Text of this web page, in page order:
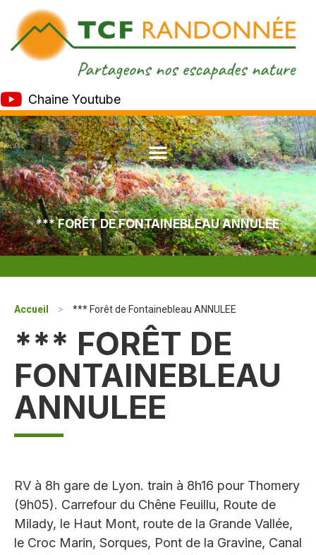
Chaine Youtube
*** FORÊT DE FONTAINEBLEAU ANNULEE
Accueil > *** Forêt de Fontainebleau ANNULEE
*** FORÊT DE
FONTAINEBLEAU
ANNULEE
RV à 8h gare de Lyon. train à 8h16 pour Thomery
(9h05). Carrefour du Chêne Feuillu, Route de
Milady, le Haut Mont, route de la Grande Vallée,
le Croc Marin, Sorques, Pont de la Gravine, Canal